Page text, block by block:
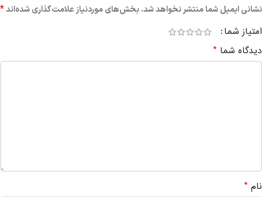
نشانی ایمیل شما منتشر نخواهد شد.بخش‌های موردنیاز علامت‌گذاری شده‌اند*
امتیاز شما
دیدگاه شما *
نام *